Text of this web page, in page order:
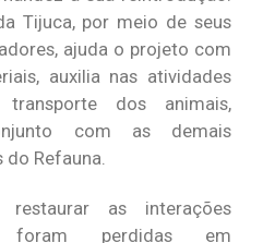
Tijuca, por meio de seus
ajuda o projeto com
auxilia nas atividades
dos animais,
com as demais
Refauna.
as interações
foram perdidas em